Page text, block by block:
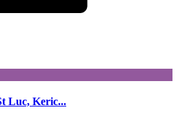
Luc, Keric...